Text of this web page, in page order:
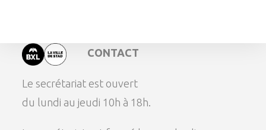
CONTACT
Le secrétariat est ouvert
du lundi au jeudi 10h à 18h.